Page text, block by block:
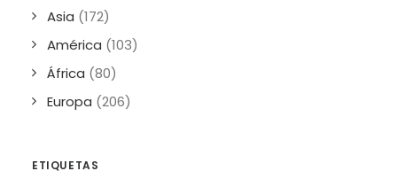
Asia (172)
América (103)
África (80)
Europa (206)
ETIQUETAS